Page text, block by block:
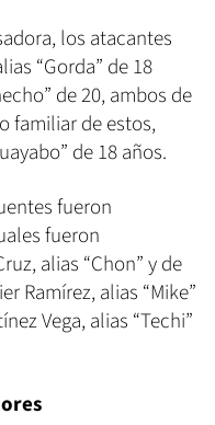
los atacantes
“Gorda” de 18
de 20, ambos de
familiar de estos,
de 18 años.
fueron
fueron
alias “Chon” y de
Ramírez, alias “Mike”
Vega, alias “Techi”